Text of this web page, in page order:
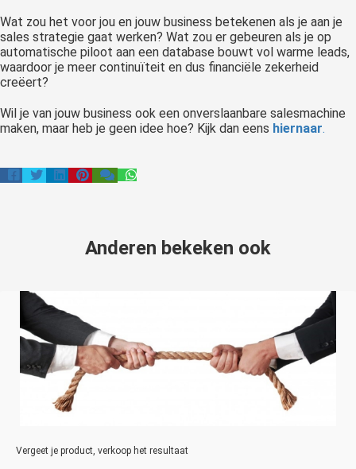
Wat zou het voor jou en jouw business betekenen als je aan je
sales strategie gaat werken? Wat zou er gebeuren als je op
automatische piloot aan een database bouwt vol warme leads,
waardoor je meer continuïteit en dus financiële zekerheid
creëert?
Wil je van jouw business ook een onverslaanbare salesmachine
maken, maar heb je geen idee hoe? Kijk dan eens hiernaar.
Anderen bekeken ook
Vergeet je product, verkoop het resultaat